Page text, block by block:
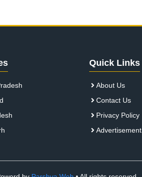
Quick Links
About Us
Contact Us
Privacy Policy
Advertisement